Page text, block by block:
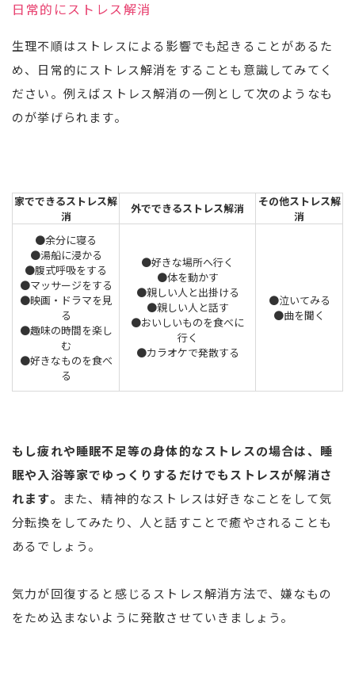
日常的にストレス解消
生理不順はストレスによる影響でも起きることがあるた
め、日常的にストレス解消をすることも意識してみてく
ださい。例えばストレス解消の一例として次のようなも
のが挙げられます。
家でできるストレス解
消
外でできるストレス解消
その他ストレス解
消
●余分に寝る
●湯船に浸かる
●腹式呼吸をする
●マッサージをする
●映画・ドラマを見
る
●趣味の時間を楽し
む
●好きなものを食べ
る
●好きな場所へ行く
●体を動かす
●親しい人と出掛ける
●親しい人と話す
●おいしいものを食べに
行く
●カラオケで発散する
●泣いてみる
●曲を聞く
もし疲れや睡眠不足等の身体的なストレスの場合は、睡
眠や入浴等家でゆっくりするだけでもストレスが解消さ
れます。
また、精神的なストレスは好きなことをして気
分転換をしてみたり、人と話すことで癒やされることも
あるでしょう。
気力が回復すると感じるストレス解消方法で、嫌なもの
をため込まないように発散させていきましょう。